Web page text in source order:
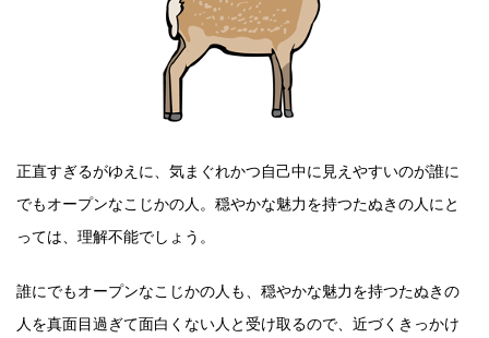
正直すぎるがゆえに、気まぐれかつ自己中に見えやすいのが誰に
でもオープンなこじかの人。穏やかな魅力を持つたぬきの人にと
っては、理解不能でしょう。
誰にでもオープンなこじかの人も、穏やかな魅力を持つたぬきの
人を真面目過ぎて面白くない人と受け取るので、近づくきっかけ